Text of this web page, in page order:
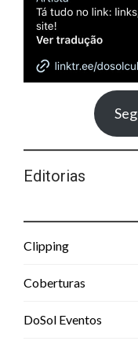
Editorias
Clipping
Coberturas
DoSol Eventos